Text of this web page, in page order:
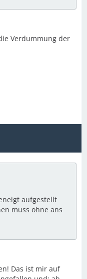
Verdummung der
aufgestellt
muss ohne ans
Das ist mir auf